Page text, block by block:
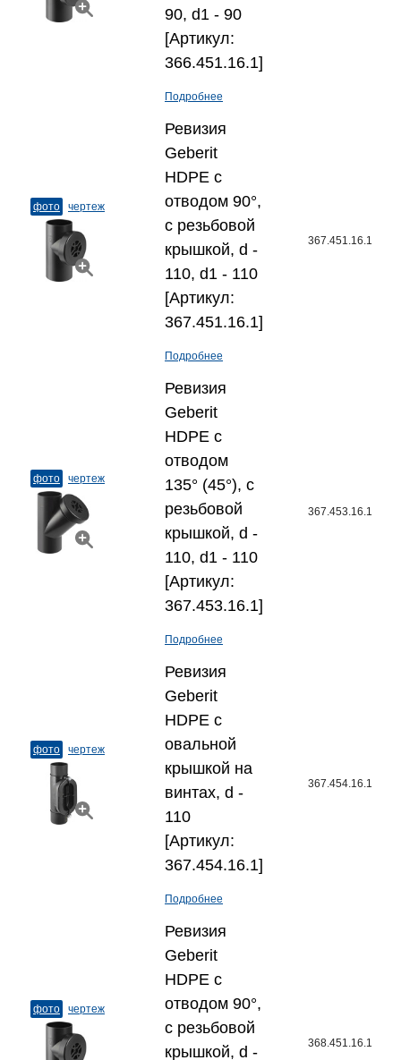
90, d1 - 90
[Артикул:
366.451.16.1]
Подробнее
фото чертеж
Ревизия
Geberit
HDPE с
отводом 90°,
с резьбовой
крышкой, d -
110, d1 - 110
[Артикул:
367.451.16.1]
Подробнее
367.451.16.1
фото чертеж
Ревизия
Geberit
HDPE с
отводом
135° (45°), с
резьбовой
крышкой, d -
110, d1 - 110
[Артикул:
367.453.16.1]
Подробнее
367.453.16.1
фото чертеж
Ревизия
Geberit
HDPE с
овальной
крышкой на
винтах, d -
110
[Артикул:
367.454.16.1]
Подробнее
367.454.16.1
фото чертеж
Ревизия
Geberit
HDPE с
отводом 90°,
с резьбовой
крышкой, d -
368.451.16.1